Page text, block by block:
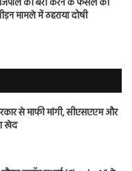
मामले में ठहराया दोषी
से माफी मांगी, सीएसएएम और
खेद